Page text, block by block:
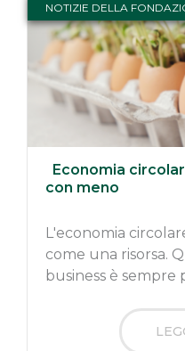
NOTIZIE DELLA
Economia
con meno
L'economia
come una risorsa.
business è sempre